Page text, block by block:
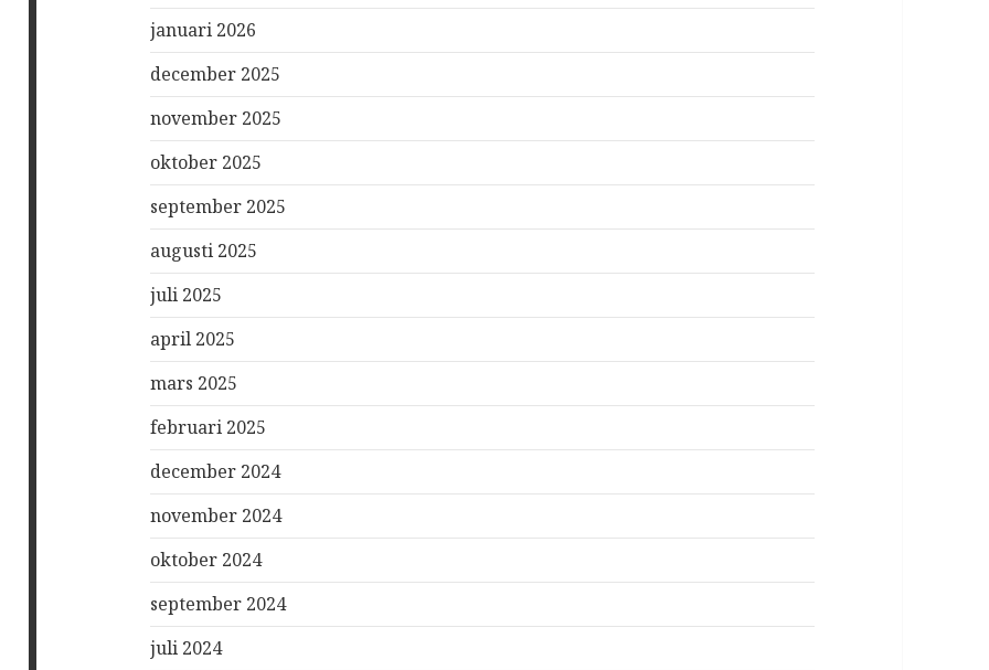
januari 2026
december 2025
november 2025
oktober 2025
september 2025
augusti 2025
juli 2025
april 2025
mars 2025
februari 2025
december 2024
november 2024
oktober 2024
september 2024
juli 2024